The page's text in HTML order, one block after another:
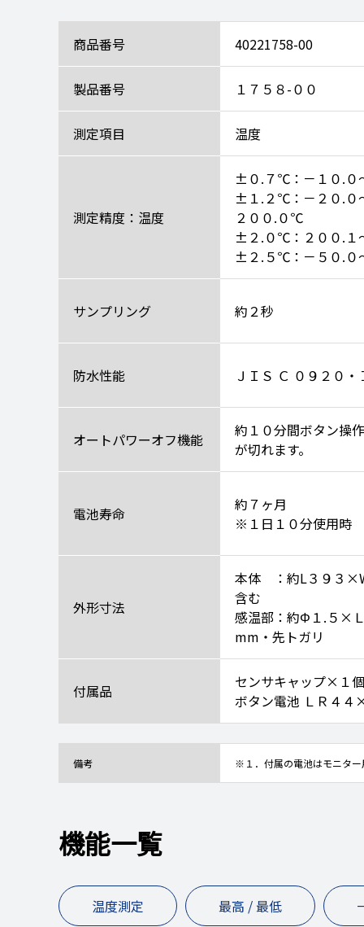
商品番号 40221758-00
製品番号 １７５８-００
測定項目 温度
測定精度：温度
±０.７℃：－１０.０
±１.２℃：－２０.０
２００.０℃
±２.０℃：２００.１
±２.５℃：－５０.０
サンプリング 約２秒
防水性能 ＪＩＳ Ｃ ０９２０
オートパワーオフ機能
約１０分間ボタン操
が切れます。
電池寿命
約７ヶ月
※１日１０分使用時
外形寸法
本体 ：約L３９３
含む
感温部：約Φ１.５×
mm・先トガリ
付属品
センサキャップ×１個
ボタン電池 ＬＲ４
備考 ※１．付属の電池はモニタ
機能一覧
温度測定 最高 / 最低